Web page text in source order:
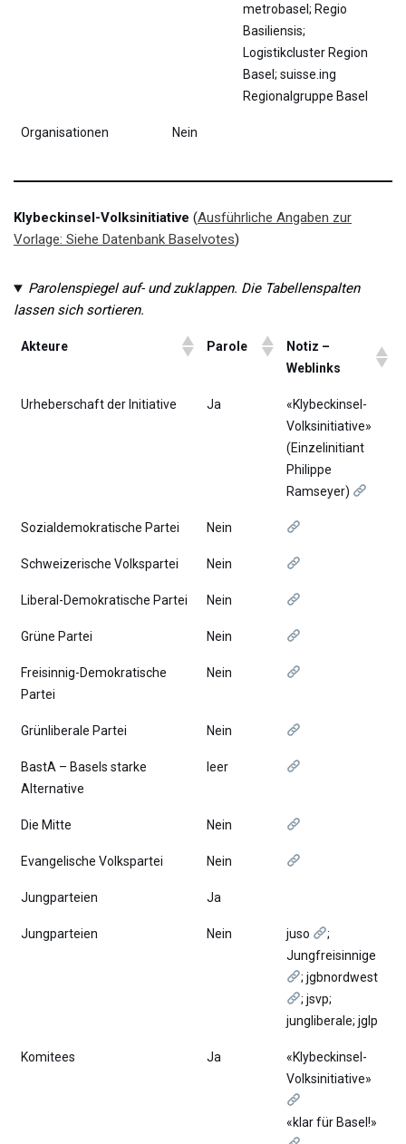
metrobasel; Regio
Basiliensis;
Logistikcluster Region
Basel; suisse.ing
Regionalgruppe Basel
Organisationen Nein
Klybeckinsel-Volksinitiative (Ausführliche Angaben zur
Vorlage: Siehe Datenbank Baselvotes)
Parolenspiegel auf- und zuklappen. Die Tabellenspalten
lassen sich sortieren.
Akteure Parole
Notiz –
Weblinks
Urheberschaft der Initiative Ja
«Klybeckinsel-
Volksinitiative»
(Einzelinitiant
Philippe
Ramseyer)
Sozialdemokratische Partei Nein
Schweizerische Volkspartei Nein
Liberal-Demokratische Partei Nein
Grüne Partei Nein
Freisinnig-Demokratische
Partei
Nein
Grünliberale Partei Nein
BastA – Basels starke
Alternative
leer
Die Mitte Nein
Evangelische Volkspartei Nein
Jungparteien Ja
Jungparteien Nein juso
;
Jungfreisinnige
; jgbnordwest
; jsvp;
jungliberale; jglp
Komitees Ja
«Klybeckinsel-
Volksinitiative»
«klar für Basel!»